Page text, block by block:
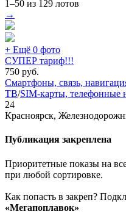
1–50 из 129 лотов
→
+ Ещё 0 фото
СУПЕР тариф!!!
750 руб.
Смартфоны, связь,
ТВ/SIM-карты, телефонные
24
Красноярск,
Публикация закреплена
Приоритетные показы на
при любой сортировке.
Как попасть в закреп?
«Мегапоплавок»